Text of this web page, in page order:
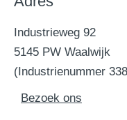
Industrieweg 92
5145 PW Waalwijk
(Industrienummer
Bezoek ons